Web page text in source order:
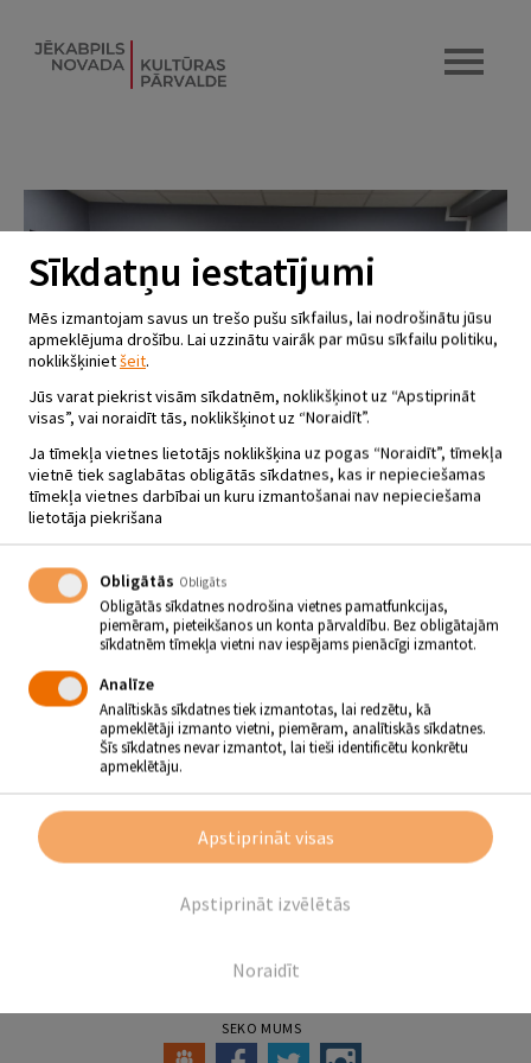
BIRŽU TAUTAS NAMA
AMATIERTEĀTRIS BIRZĪTE
Amatierteātris "Birzīte" dibināts 2014. gadā.
- Veidot dzīvi skaistāku, pilnvērtīgāku teātra dalībniekiem un
arī izrāžu skatītājiem!
Vadītāja Evita Ruža
Kontaktinformācija:
Tālr.nr. 29496493, e-pasta adrese -
evita232@inbox.lv
SEKO MUMS
Sīkdatņu iestatījumi
Mēs izmantojam savus un trešo pušu sīkfailus, lai nodrošinātu jūsu
apmeklējuma drošību. Lai uzzinātu vairāk par mūsu sīkfailu politiku,
noklikšķinietšeit.
Jūs varat piekrist visām sīkdatnēm, noklikšķinot uz “Apstiprināt
visas”, vai noraidīt tās, noklikšķinot uz “Noraidīt”.
Ja tīmekļa vietnes lietotājs noklikšķina uz pogas “Noraidīt”, tīmekļa
vietnē tiek saglabātas obligātās sīkdatnes, kas ir nepieciešamas
tīmekļa vietnes darbībai un kuru izmantošanai nav nepieciešama
lietotāja piekrišana
Obligātās Obligāts
Obligātās sīkdatnes nodrošina vietnes pamatfunkcijas,
piemēram, pieteikšanos un konta pārvaldību. Bez obligātajām
sīkdatnēm tīmekļa vietni nav iespējams pienācīgi izmantot.
Analīze
Analītiskās sīkdatnes tiek izmantotas, lai redzētu, kā
apmeklētāji izmanto vietni, piemēram, analītiskās sīkdatnes.
Šīs sīkdatnes nevar izmantot, lai tieši identificētu konkrētu
apmeklētāju.
Noraidīt
Apstiprināt izvēlētās
Apstiprināt visas